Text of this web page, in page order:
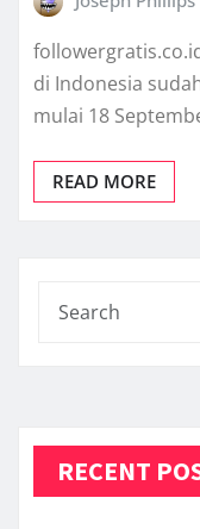
di Indonesia
mulai 18
READ MORE
RECENT